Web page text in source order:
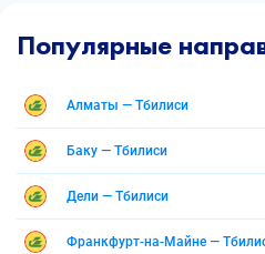
Популярные
Алматы — Тбилиси
Баку — Тбилиси
Дели — Тбилиси
Франкфурт-на-Майне —